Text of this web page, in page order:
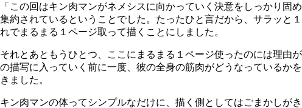
「この回はキン肉マンがネメシスに向かっていく決意をしっかり
集約されているということでした。たったひと言だから、サラッと
れでまるまる１ページ取って描くことにしました。
それとあともうひとつ、ここにまるまる１ページ使ったのには理由
の描写に入っていく前に一度、彼の全身の筋肉がどうなっているか
きました。
キン肉マンの体ってシンプルなだけに、描く側としてはごまかしが